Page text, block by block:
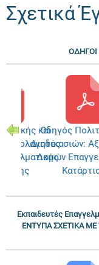
Σχετικά
ΟΔΗΓΟΙ
και
Αξιολογητές
Οδηγός
Διαδικασιών:
Δομών
Εκπαιδευτές
ΕΝΤΥΠΑ ΣΧΕΤΙΚΑ